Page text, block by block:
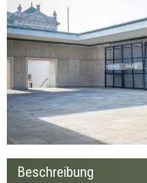
Beschreibung